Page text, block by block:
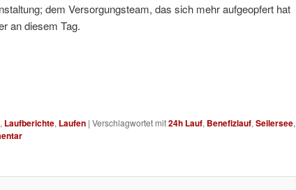
dem Versorgungsteam, das sich mehr aufgeopfert hat
an diesem Tag.
, Laufberichte, Laufen | Verschlagwortet mit24h Lauf, Benefizlauf, Seilersee,